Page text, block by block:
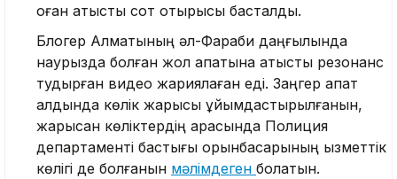
оған қатысты сот отырысы басталды.
Блогер Алматының әл-Фараби даңғылында
наурызда болған жол апатына қатысты резонанс
тудырған видео жариялаған еді. Заңгер апат
алдында көлік жарысы ұйымдастырылғанын,
жарысқан көліктердің арасында Полиция
департаменті бастығы орынбасарының қызметтік
көлігі де болғанын мәлімдеген болатын.